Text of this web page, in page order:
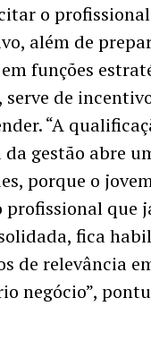
o
além de
funções
serve de
“A
gestão abre
porque o
profissional que
fica
de relevância
negócio”,